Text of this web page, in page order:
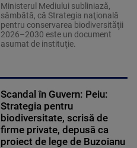
Ministerul Mediului subliniază,
sâmbătă, că Strategia naţională
pentru conservarea biodiversităţii
2026–2030 este un document
asumat de instituţie.
Scandal în Guvern: Peiu:
Strategia pentru
biodiversitate, scrisă de
firme private, depusă ca
proiect de lege de Buzoianu